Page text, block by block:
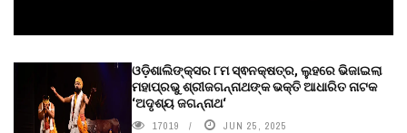
ଓଡ଼ିଶାଲିଙ୍କ୍ସର ୮ମ ସ୍ଵନକ୍ଷତ୍ର, ଲୁହରେ ଭିଜାଇଲା
ମହାପ୍ରଭୁ ଶ୍ରୀଜଗନ୍ନାଥଙ୍କ ଭକ୍ତି ଆଧାରିତ ନାଟକ
‘ଅଦୃଶ୍ୟ ଜଗନ୍ନାଥ‘
17019 JUN 25, 2025